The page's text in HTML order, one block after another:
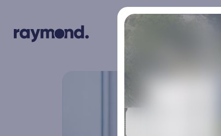
Produkter Batteri
Upptäck fördelarna med att investera i flex-
och stödtjänster för din energianvändning!